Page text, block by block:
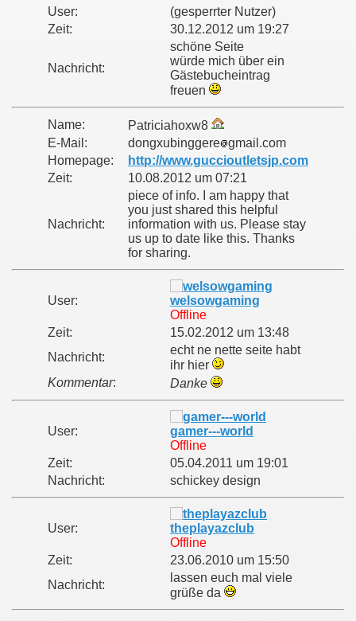
User:
(gesperrter Nutzer)
Zeit:
30.12.2012 um 19:27
Nachricht:
schöne Seite
würde mich über ein
Gästebucheintrag
freuen
Name:
Patriciahoxw8
E-Mail:
dongxubinggere gmail.com
Homepage:
http://www.guccioutletsjp.com
Zeit:
10.08.2012 um 07:21
Nachricht:
piece of info. I am happy that
you just shared this helpful
information with us. Please stay
us up to date like this. Thanks
for sharing.
User:
welsowgaming
Offline
Zeit:
15.02.2012 um 13:48
Nachricht:
echt ne nette seite habt
ihr hier
Kommentar: Danke
User:
gamer---world
Offline
Zeit:
05.04.2011 um 19:01
Nachricht:
schickey design
User:
theplayazclub
Offline
Zeit:
23.06.2010 um 15:50
Nachricht:
lassen euch mal viele
grüße da